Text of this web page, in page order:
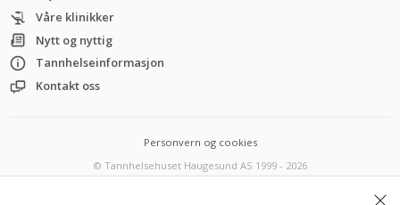
Våre klinikker
Nytt og nyttig
Tannhelseinformasjon
Kontakt oss
Personvern og cookies
© Tannhelsehuset Haugesund AS 1999 - 2026